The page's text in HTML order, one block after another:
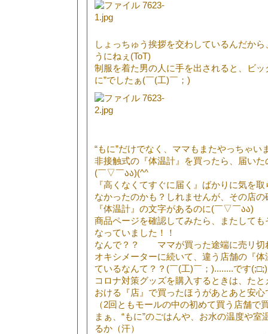
しょっちゅう挨拶を交わしているんだか
うにねぇ(ToT)ゞ
制服を着た男の人に手を出されると、ビッ
に”でしたぁ(￣(工)￣；)
“もに”だけでなく、ママもまたやっちゃい
非接触式の『体温計』を買ったら、届い
(￣▽￣აა)(^^ゞ
『高くなくてすぐに届く』ばかりに気を
なかったのかも？しれませんが、その店
『体温計』の文字があるのに(￣▽￣აა)
商品ページを確認してみたら、またして
なっていました！！
なんで？？ ママが買った途端に売リ切
オキシメーターに続いて、違う店舗の『
ているなんて？？(￣(工)￣；)........です
コロナ対策グッズを購入するときは、た
おける『店』で買ったほうがあとあと安心
（2回ともモールの中の初めて買う店舗で
まぁ、“もに”のごはんや、お水の温度や室
るか（汗）